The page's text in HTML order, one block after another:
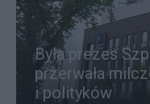
Była prezes
przerwała
i polityków